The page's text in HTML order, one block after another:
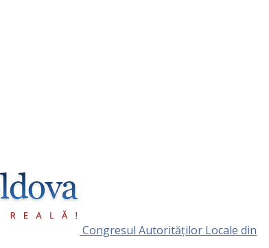
Congresul Autorităţilor Locale din